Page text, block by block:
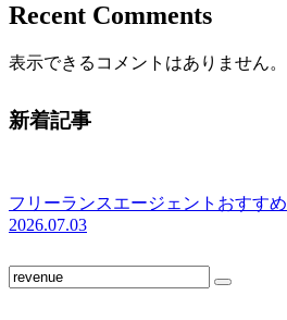
Recent Comments
表示できるコメントはありません。
新着記事
フリーランスエージェントおすすめ
2026.07.03